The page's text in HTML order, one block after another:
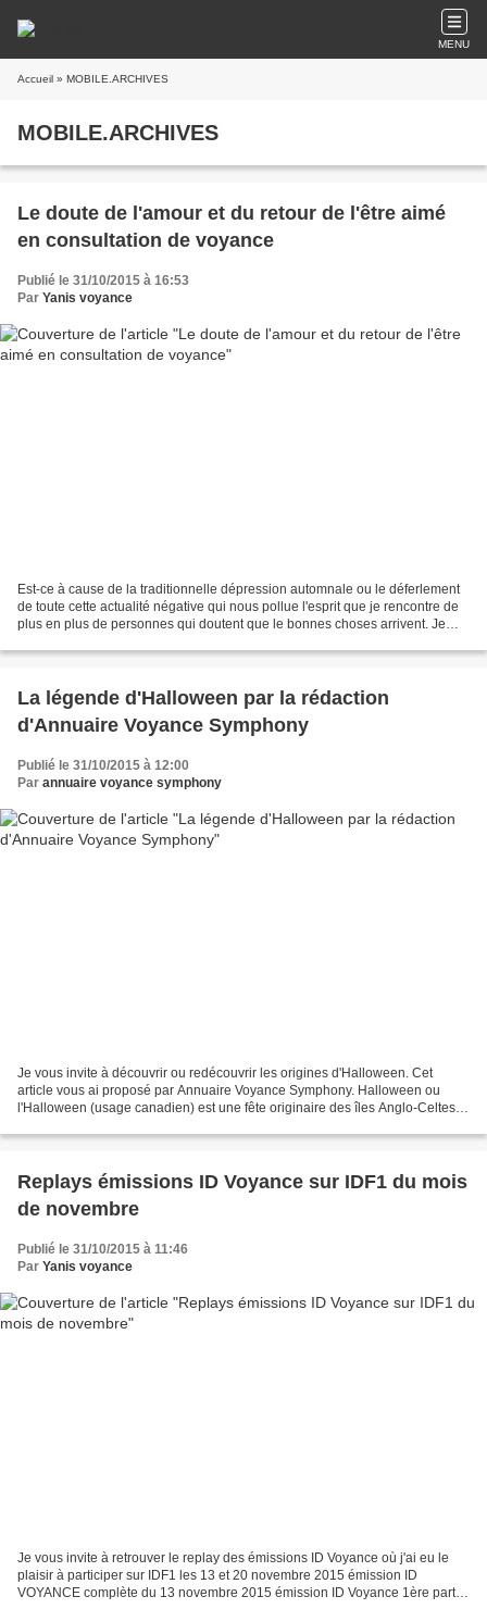
MENU
Accueil » MOBILE.ARCHIVES
MOBILE.ARCHIVES
Le doute de l'amour et du retour de l'être aimé
en consultation de voyance
Publié le 31/10/2015 à 16:53
Par Yanis voyance
Est-ce à cause de la traditionnelle dépression automnale ou le déferlement
de toute cette actualité négative qui nous pollue l'esprit que je rencontre de
plus en plus de personnes qui doutent que le bonnes choses arrivent. Je
La légende d'Halloween par la rédaction
d'Annuaire Voyance Symphony
Publié le 31/10/2015 à 12:00
Par annuaire voyance symphony
Je vous invite à découvrir ou redécouvrir les origines d'Halloween. Cet
article vous ai proposé par Annuaire Voyance Symphony. Halloween ou
l'Halloween (usage canadien) est une fête originaire des îles Anglo-Celtes
Replays émissions ID Voyance sur IDF1 du mois
de novembre
Publié le 31/10/2015 à 11:46
Par Yanis voyance
Je vous invite à retrouver le replay des émissions ID Voyance où j'ai eu le
plaisir à participer sur IDF1 les 13 et 20 novembre 2015 émission ID
VOYANCE complète du 13 novembre 2015 émission ID Voyance 1ère partie